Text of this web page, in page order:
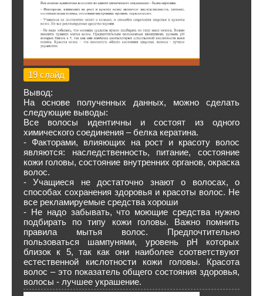
19 слайд
Вывод:
На основе полученных данных, можно сделать
следующие выводы:
Все волосы идентичны и состоят из одного
химического соединения – белка кератина.
- Факторами, влияющих на рост и красоту волос
являются: наследственность, питание, состояние
кожи головы, состояние внутренних органов, окраска
волос.
- Учащиеся не достаточно знают о волосах, о
способах сохранения здоровья и красоты волос. Не
все рекламируемые средства хороши
- Не надо забывать, что моющие средства нужно
подбирать по типу кожи головы. Важно помнить
правила мытья волос. Предпочтительно
пользоваться шампунями, уровень pH которых
близок к 5, так как они наиболее соответствуют
естественной кислотности кожи головы. Красота
волос – это показатель общего состояния здоровья,
волосы - лучшее украшение.